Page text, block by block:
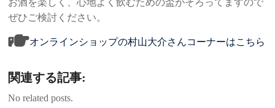
お酒を楽しく、心地よく飲むための盃がそろってますので
ぜひご検討ください。
オンラインショップの村山大介さんコーナーはこちら
関連する記事:
No related posts.